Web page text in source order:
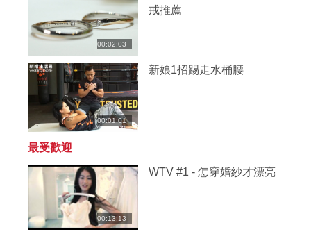
00:02:03
戒推薦
00:01:01
新娘1招踢走水桶腰
最受歡迎
00:13:13
WTV #1 - 怎穿婚紗才漂亮